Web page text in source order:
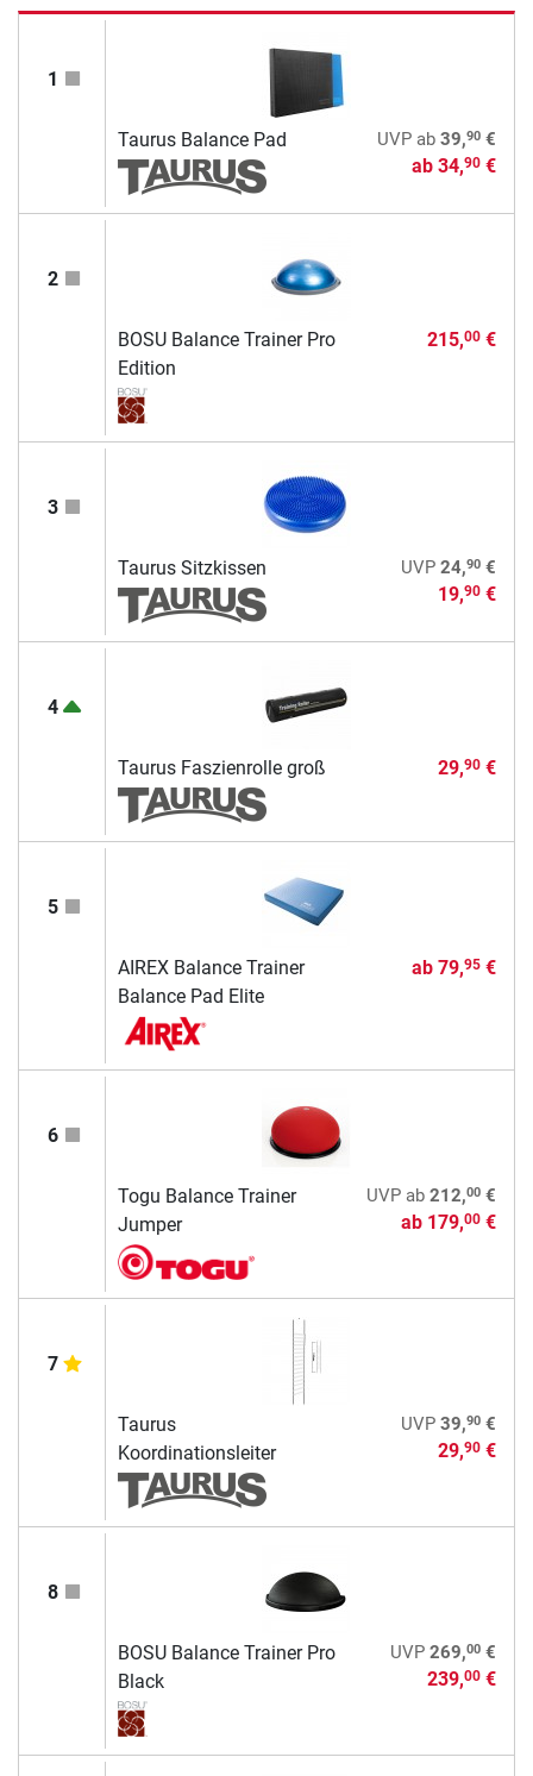
1
Taurus Balance Pad UVPab 39,90€
ab 34,90€
2
BOSU Balance Trainer Pro
Edition
215,00€
3
Taurus Sitzkissen UVP 24,90€
19,90€
4
Taurus Faszienrolle groß 29,90€
5
AIREX Balance Trainer
Balance Pad Elite
ab 79,95€
6
Togu Balance Trainer
Jumper
UVPab 212,00€
ab 179,00€
7
Taurus
Koordinationsleiter
UVP 39,90€
29,90€
8
BOSU Balance Trainer Pro
Black
UVP 269,00€
239,00€